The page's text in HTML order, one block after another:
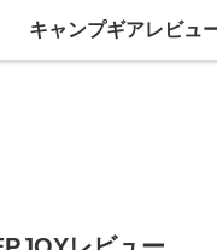
キャンプギアレビュ